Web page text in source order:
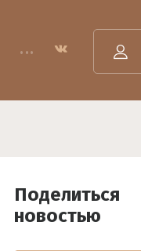
...
Поделиться
новостью